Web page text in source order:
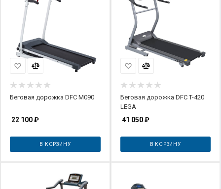
Беговая дорожка DFC M090
22 100₽
В КОРЗИНУ
Беговая дорожка DFC T-420
LEGA
41 050₽
В КОРЗИНУ